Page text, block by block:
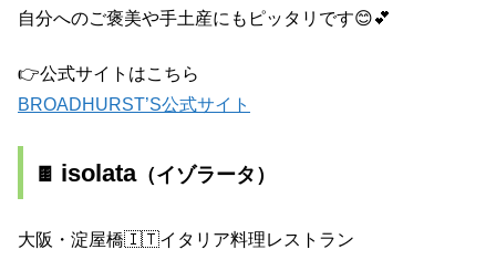
自分へのご褒美や手土産にもピッタリです😊💕
👉公式サイトはこちら
BROADHURST’S公式サイト
🍫 isolata（イゾラータ）
大阪・淀屋橋🇮🇹イタリア料理レストラン